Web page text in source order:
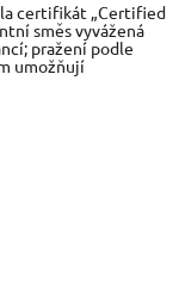
certifikát „Certified
směs vyvážená
pražení podle
umožňují